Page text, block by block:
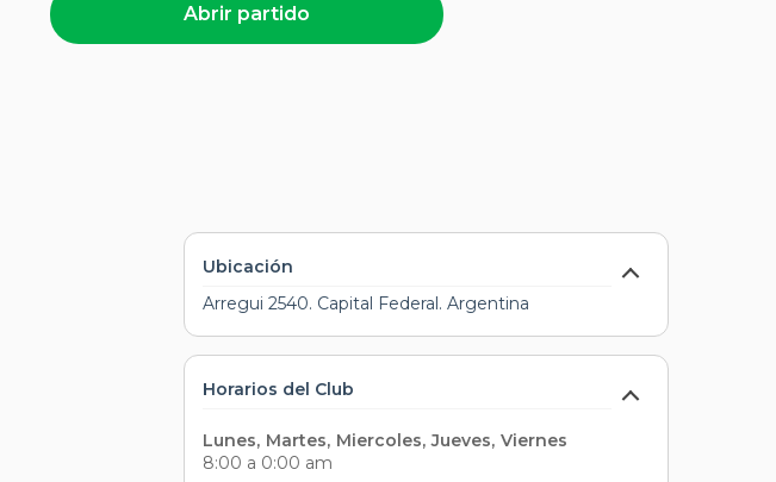
Abrir partido
Ubicación
Arregui 2540. Capital Federal. Argentina
Horarios del Club
Lunes, Martes, Miercoles, Jueves, Viernes
8:00 a 0:00 am